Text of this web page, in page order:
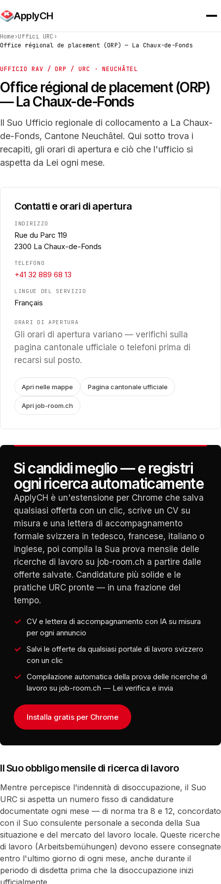
ApplyCH
Home›Uffici URC ›
Office régional de placement (ORP) — La Chaux-de-Fonds
UFFICIO RAV / ORP / URC · NEUCHÂTEL
Office régional de placement (ORP)
— La Chaux-de-Fonds
Il Suo Ufficio regionale di collocamento a La Chaux-
de-Fonds, Cantone Neuchâtel. Qui sotto trova i
recapiti, gli orari di apertura e ciò che l'ufficio si
aspetta da Lei ogni mese.
Contatti e orari di apertura
INDIRIZZO
Rue du Parc 119
2300 La Chaux-de-Fonds
TELEFONO
+41 32 889 68 13
LINGUE DEL SERVIZIO
Français
ORARI DI APERTURA
Gli orari di apertura variano — verifichi sulla
pagina cantonale ufficiale o telefoni prima di
recarsi sul posto.
Apri nelle mappe Pagina cantonale ufficiale
Apri job-room.ch
Si candidi meglio — e registri
ogni ricerca automaticamente
ApplyCH è un'estensione per Chrome che salva
qualsiasi offerta con un clic, scrive un CV su
misura e una lettera di accompagnamento
formale svizzera in tedesco, francese, italiano o
inglese, poi compila la Sua prova mensile delle
ricerche di lavoro su job-room.ch a partire dalle
offerte salvate. Candidature più solide e le
pratiche URC pronte — in una frazione del
tempo.
CV e lettera di accompagnamento con IA su misura
per ogni annuncio
Salvi le offerte da qualsiasi portale di lavoro svizzero
con un clic
Compilazione automatica della prova delle ricerche di
lavoro su job-room.ch — Lei verifica e invia
Installa gratis per Chrome
Il Suo obbligo mensile di ricerca di lavoro
Mentre percepisce l'indennità di disoccupazione, il Suo
URC si aspetta un numero fisso di candidature
documentate ogni mese — di norma tra 8 e 12, concordato
con il Suo consulente personale a seconda della Sua
situazione e del mercato del lavoro locale. Queste ricerche
di lavoro (Arbeitsbemühungen) devono essere consegnate
entro l'ultimo giorno di ogni mese, anche durante il
periodo di disdetta prima che la disoccupazione inizi
ufficialmente.